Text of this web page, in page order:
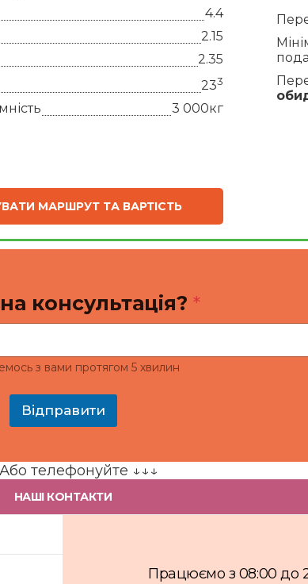
4.4
2.15
2.35
233
3 000кг
МАРШРУТ ТА ВАРТІСТЬ
о
н
у
л
т
а
ц
я
?
П
о
т
консультація? *
з вами протягом 5 хвилин
Відправити
телефонуйте ↓↓↓
НАШІ КОНТАКТИ
Працюємо з 08:00 до